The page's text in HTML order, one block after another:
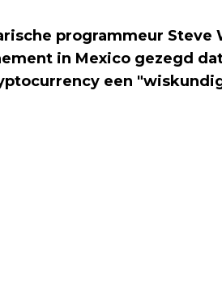
programmeur
in Mexico gezegd
een